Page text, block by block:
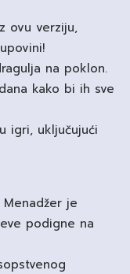
ovu verziju,
na poklon.
kako bi ih sve
igri, uključujući
je
podigne na